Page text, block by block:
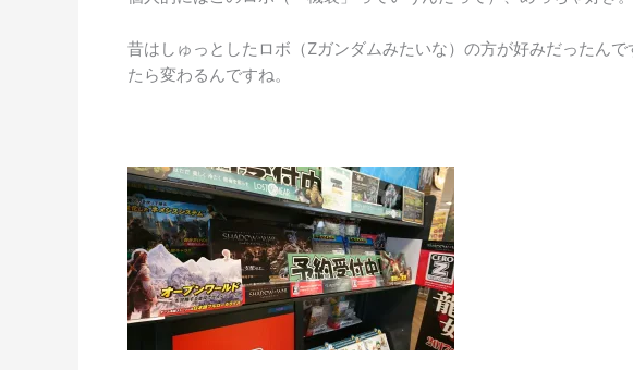
昔はしゅっとしたロボ（Zガンダムみたいな）の方が好みだったん
たら変わるんですね。